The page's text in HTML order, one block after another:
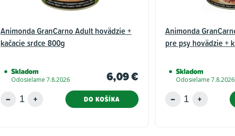
Animonda GranCarno Adult hovädzie +
kačacie srdce 800g
Skladom
Odosielame 7.8.2026 6,09 €
DO KOŠÍKA
Animonda
pre psy hovädzie +
Skladom
Odosielame 7.8.2026